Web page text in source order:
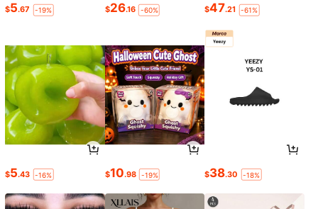
$5.67 -19% $26.16 -60% $47.21 -61%
$5.43 -16% $10.98 -19% $38.30 -18%